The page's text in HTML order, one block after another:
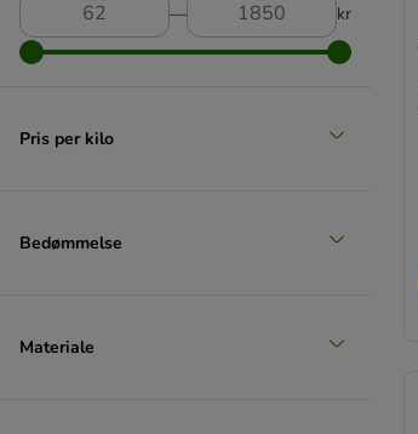
― kr
Pris per kilo
Bedømmelse
Materiale